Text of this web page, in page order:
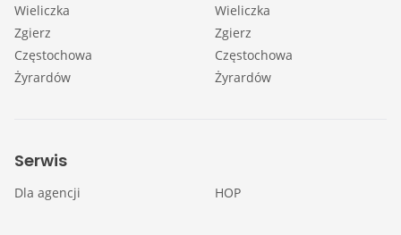
Wieliczka
Zgierz
Częstochowa
Żyrardów
Wieliczka
Zgierz
Częstochowa
Żyrardów
Serwis
Dla agencji HOP